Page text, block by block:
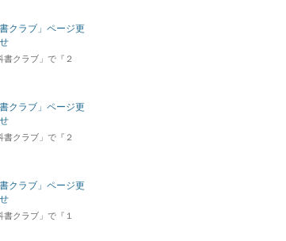
書クラブ」ページ更
書クラブ」で『２
書クラブ」ページ更
書クラブ」で『２
書クラブ」ページ更
書クラブ」で『１